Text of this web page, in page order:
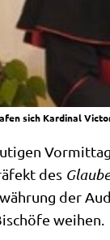
sich Kardinal
des
der
weihen.